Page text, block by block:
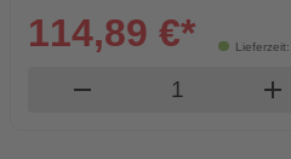
114,89 €*
remove Produkt add